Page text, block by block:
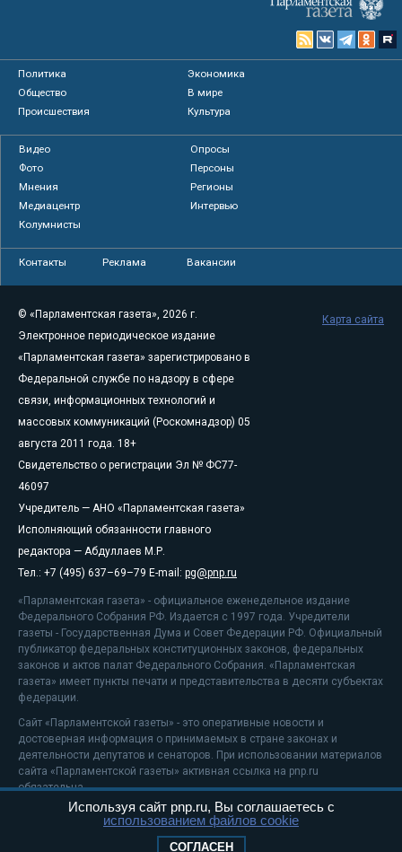
Политика
Экономика
Общество
В мире
Происшествия
Культура
Видео
Опросы
Фото
Персоны
Мнения
Регионы
Медиацентр
Интервью
Колумнисты
Контакты Реклама Вакансии
© «Парламентская газета», 2026 г.
Электронное периодическое издание
«Парламентская газета» зарегистрировано в
Федеральной службе по надзору в сфере
связи, информационных технологий и
массовых коммуникаций (Роскомнадзор) 05
августа 2011 года. 18+
Свидетельство о регистрации Эл № ФС77-
46097
Учредитель — АНО «Парламентская газета»
Исполняющий обязанности главного
редактора — Абдуллаев М.Р.
Тел.: +7 (495) 637–69–79 E-mail: pg@pnp.ru
«Парламентская газета» - официальное еженедельное издание
Федерального Собрания РФ. Издается с 1997 года. Учредители
газеты - Государственная Дума и Совет Федерации РФ. Официальный
публикатор федеральных конституционных законов, федеральных
законов и актов палат Федерального Собрания. «Парламентская
газета» имеет пункты печати и представительства в десяти субъектах
федерации.
Сайт «Парламентской газеты» - это оперативные новости и
достоверная информация о принимаемых в стране законах и
деятельности депутатов и сенаторов. При использовании материалов
сайта «Парламентской газеты» активная ссылка на pnp.ru
обязательна.
На информационном ресурсе применяютсярекомендательные
Положение о защите персональных данных
Карта сайта
Используя сайт pnp.ru, Вы соглашаетесь с
использованием файлов cookie
СОГЛАСЕН